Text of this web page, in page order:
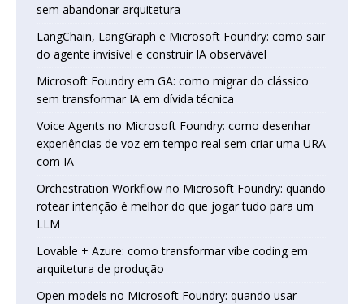
sem abandonar arquitetura
LangChain, LangGraph e Microsoft Foundry: como sair
do agente invisível e construir IA observável
Microsoft Foundry em GA: como migrar do clássico
sem transformar IA em dívida técnica
Voice Agents no Microsoft Foundry: como desenhar
experiências de voz em tempo real sem criar uma URA
com IA
Orchestration Workflow no Microsoft Foundry: quando
rotear intenção é melhor do que jogar tudo para um
LLM
Lovable + Azure: como transformar vibe coding em
arquitetura de produção
Open models no Microsoft Foundry: quando usar